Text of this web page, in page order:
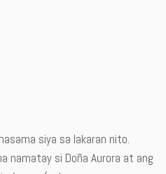
siya sa lakaran nito.
namatay si Doña Aurora at ang